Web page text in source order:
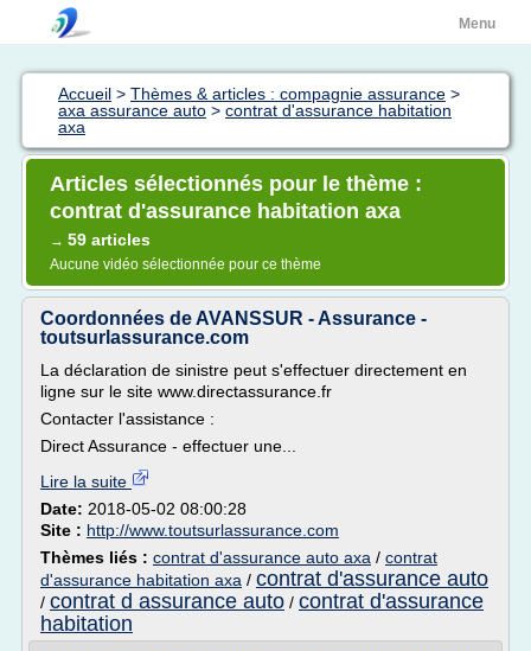
Menu
Accueil > Thèmes & articles : compagnie assurance >
axa assurance auto > contrat d'assurance habitation
axa
Articles sélectionnés pour le thème :
contrat d'assurance habitation axa
→ 59 articles
Aucune vidéo sélectionnée pour ce thème
Coordonnées de AVANSSUR - Assurance -
toutsurlassurance.com
La déclaration de sinistre peut s'effectuer directement en
ligne sur le site www.directassurance.fr
Contacter l'assistance :
Direct Assurance - effectuer une...
Lire la suite
Date: 2018-05-02 08:00:28
Site : http://www.toutsurlassurance.com
Thèmes liés : contrat d'assurance auto axa / contrat
d'assurance habitation axa / contrat d'assurance auto
/ contrat d assurance auto / contrat d'assurance
habitation